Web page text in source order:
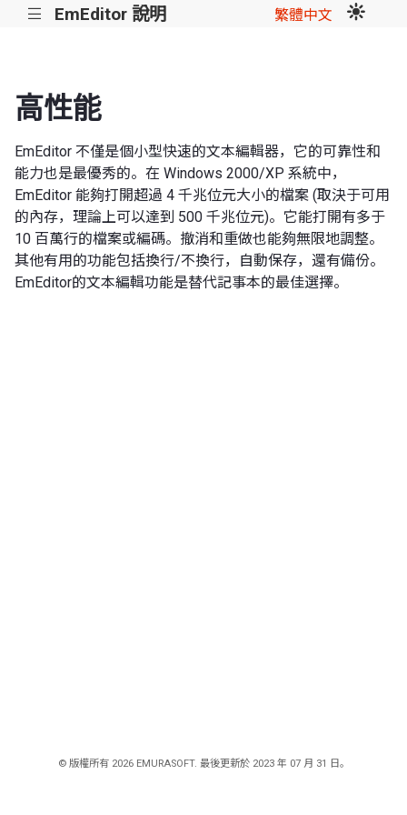
||| EmEditor 說明 繁體中文
高性能
EmEditor 不僅是個小型快速的文本編輯器，它的可靠性和
能力也是最優秀的。在 Windows 2000/XP 系統中，
EmEditor 能夠打開超過 4 千兆位元大小的檔案 (取決于可用
的內存，理論上可以達到 500 千兆位元)。它能打開有多于
10 百萬行的檔案或編碼。撤消和重做也能夠無限地調整。
其他有用的功能包括換行/不換行，自動保存，還有備份。
EmEditor的文本編輯功能是替代記事本的最佳選擇。
© 版權所有 2026 EMURASOFT. 最後更新於 2023 年 07 月 31 日。